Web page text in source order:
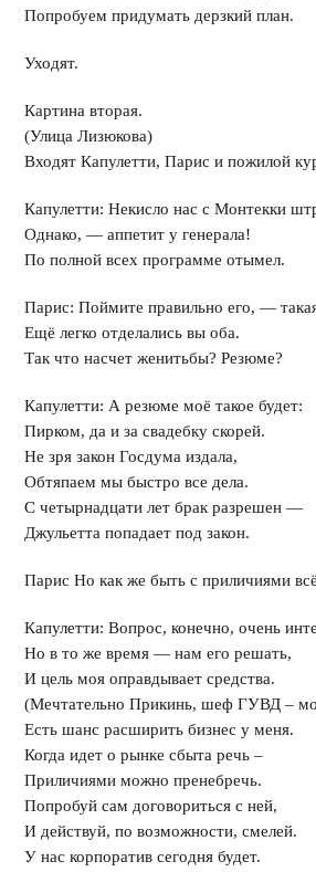
Попробуем придумать дерзкий план.
Уходят.
Картина вторая.
(Улица Лизюкова)
Входят Капулетти, Парис и пожилой
Капулетти: Некисло нас с Монтекки
Однако, — аппетит у генерала!
По полной всех программе отымел.
Парис: Поймите правильно его, —
Ещё легко отделались вы оба.
Так что насчет женитьбы? Резюме?
Капулетти: А резюме моё такое будет:
Пирком, да и за свадебку скорей.
Не зря закон Госдума издала,
Обтяпаем мы быстро все дела.
С четырнадцати лет брак разрешен —
Джульетта попадает под закон.
Парис Но как же быть с приличиями
Капулетти: Вопрос, конечно, очень
Но в то же время — нам его решать,
И цель моя оправдывает средства.
(Мечтательно Прикинь, шеф ГУВД –
Есть шанс расширить бизнес у меня.
Когда идет о рынке сбыта речь –
Приличиями можно пренебречь.
Попробуй сам договориться с ней,
И действуй, по возможности, смелей.
У нас корпоратив сегодня будет.